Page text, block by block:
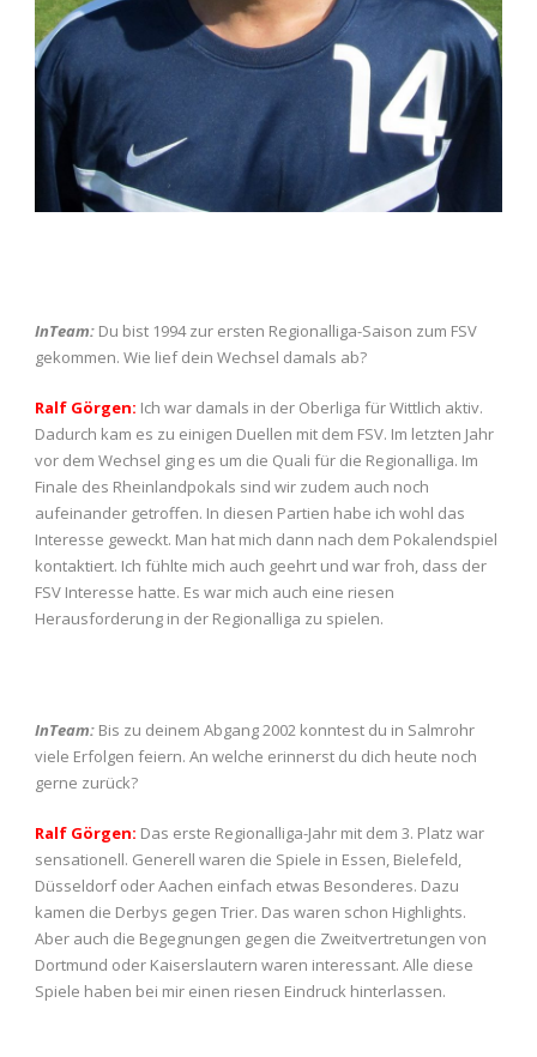
InTeam: Du bist 1994 zur ersten Regionalliga-Saison zum FSV
gekommen. Wie lief dein Wechsel damals ab?
Ralf Görgen: Ich war damals in der Oberliga für Wittlich aktiv.
Dadurch kam es zu einigen Duellen mit dem FSV. Im letzten Jahr
vor dem Wechsel ging es um die Quali für die Regionalliga. Im
Finale des Rheinlandpokals sind wir zudem auch noch
aufeinander getroffen. In diesen Partien habe ich wohl das
Interesse geweckt. Man hat mich dann nach dem Pokalendspiel
kontaktiert. Ich fühlte mich auch geehrt und war froh, dass der
FSV Interesse hatte. Es war mich auch eine riesen
Herausforderung in der Regionalliga zu spielen.
InTeam: Bis zu deinem Abgang 2002 konntest du in Salmrohr
viele Erfolgen feiern. An welche erinnerst du dich heute noch
gerne zurück?
Ralf Görgen: Das erste Regionalliga-Jahr mit dem 3. Platz war
sensationell. Generell waren die Spiele in Essen, Bielefeld,
Düsseldorf oder Aachen einfach etwas Besonderes. Dazu
kamen die Derbys gegen Trier. Das waren schon Highlights.
Aber auch die Begegnungen gegen die Zweitvertretungen von
Dortmund oder Kaiserslautern waren interessant. Alle diese
Spiele haben bei mir einen riesen Eindruck hinterlassen.